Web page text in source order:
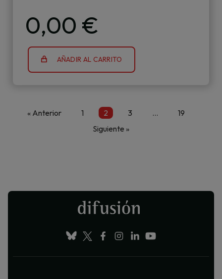
0,00 €
AÑADIR AL CARRITO
« Anterior 1 2 3 …
19
Siguiente »